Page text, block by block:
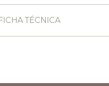
TÉCNICA